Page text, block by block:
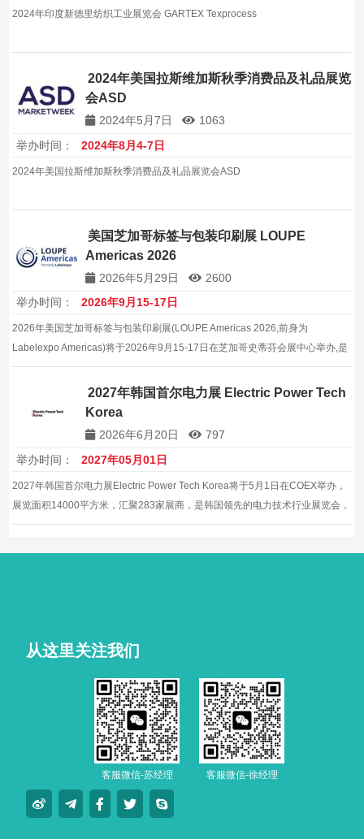
2024年印度新德里纺织工业展览会 GARTEX Texprocess
2024年美国拉斯维加斯秋季消费品及礼品展览
会ASD
2024年5月7日
1063
举办时间：
2024年8月4-7日
2024年美国拉斯维加斯秋季消费品及礼品展览会ASD
美国芝加哥标签与包装印刷展 LOUPE
Americas 2026
2026年5月29日
2600
举办时间：
2026年9月15-17日
2026年美国芝加哥标签与包装印刷展(LOUPE Americas 2026,前身为
Labelexpo Americas)将于2026年9月15-17日在芝加哥史蒂芬会展中心举办,是
北美规模最大的标签及包装印刷专业展会,展览面积25000平方米,汇聚480家展
商和32000名观众。2027年韩国首尔电力展 Electric Power Tech
Korea
2026年6月20日
797
举办时间：
2027年05月01日
2027年韩国首尔电力展Electric Power Tech Korea将于5月1日在COEX举办，
展览面积14000平方米，汇聚283家展商，是韩国领先的电力技术行业展览会，
涵盖发电、输配电、新能源等领域。
从这里关注我们
客服微信-苏经理 客服微信-徐经理